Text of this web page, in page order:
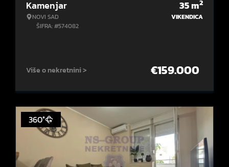
Kamenjar
NOVI SAD
ŠIFRA: #574082
35m2
VIKENDICA
Više o nekretnini > €159.000
360°